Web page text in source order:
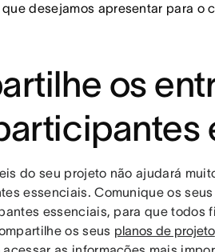
desejamos apresentar para o
os
do seu projeto não ajudará
essenciais. Comunique os
essenciais, para que todos
os seus planos de projeto